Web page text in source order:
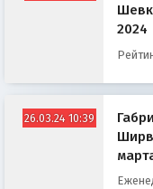
2024
26.03.24 10:39